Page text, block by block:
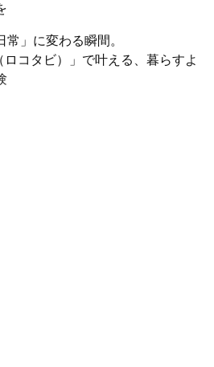
常」に変わる瞬間。
ロコタビ）」で叶える、暮らすよ